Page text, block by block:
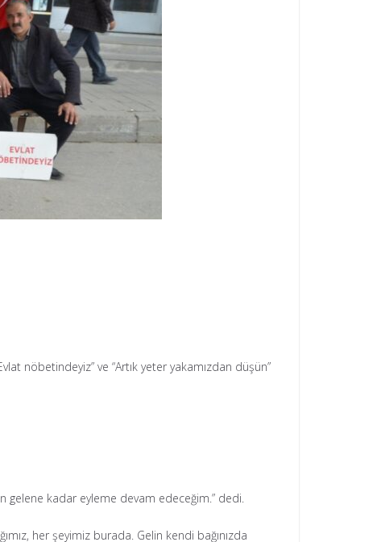
nöbetindeyiz” ve “Artık yeter yakamızdan düşün”
gelene kadar eyleme devam edeceğim.” dedi.
her şeyimiz burada. Gelin kendi bağınızda